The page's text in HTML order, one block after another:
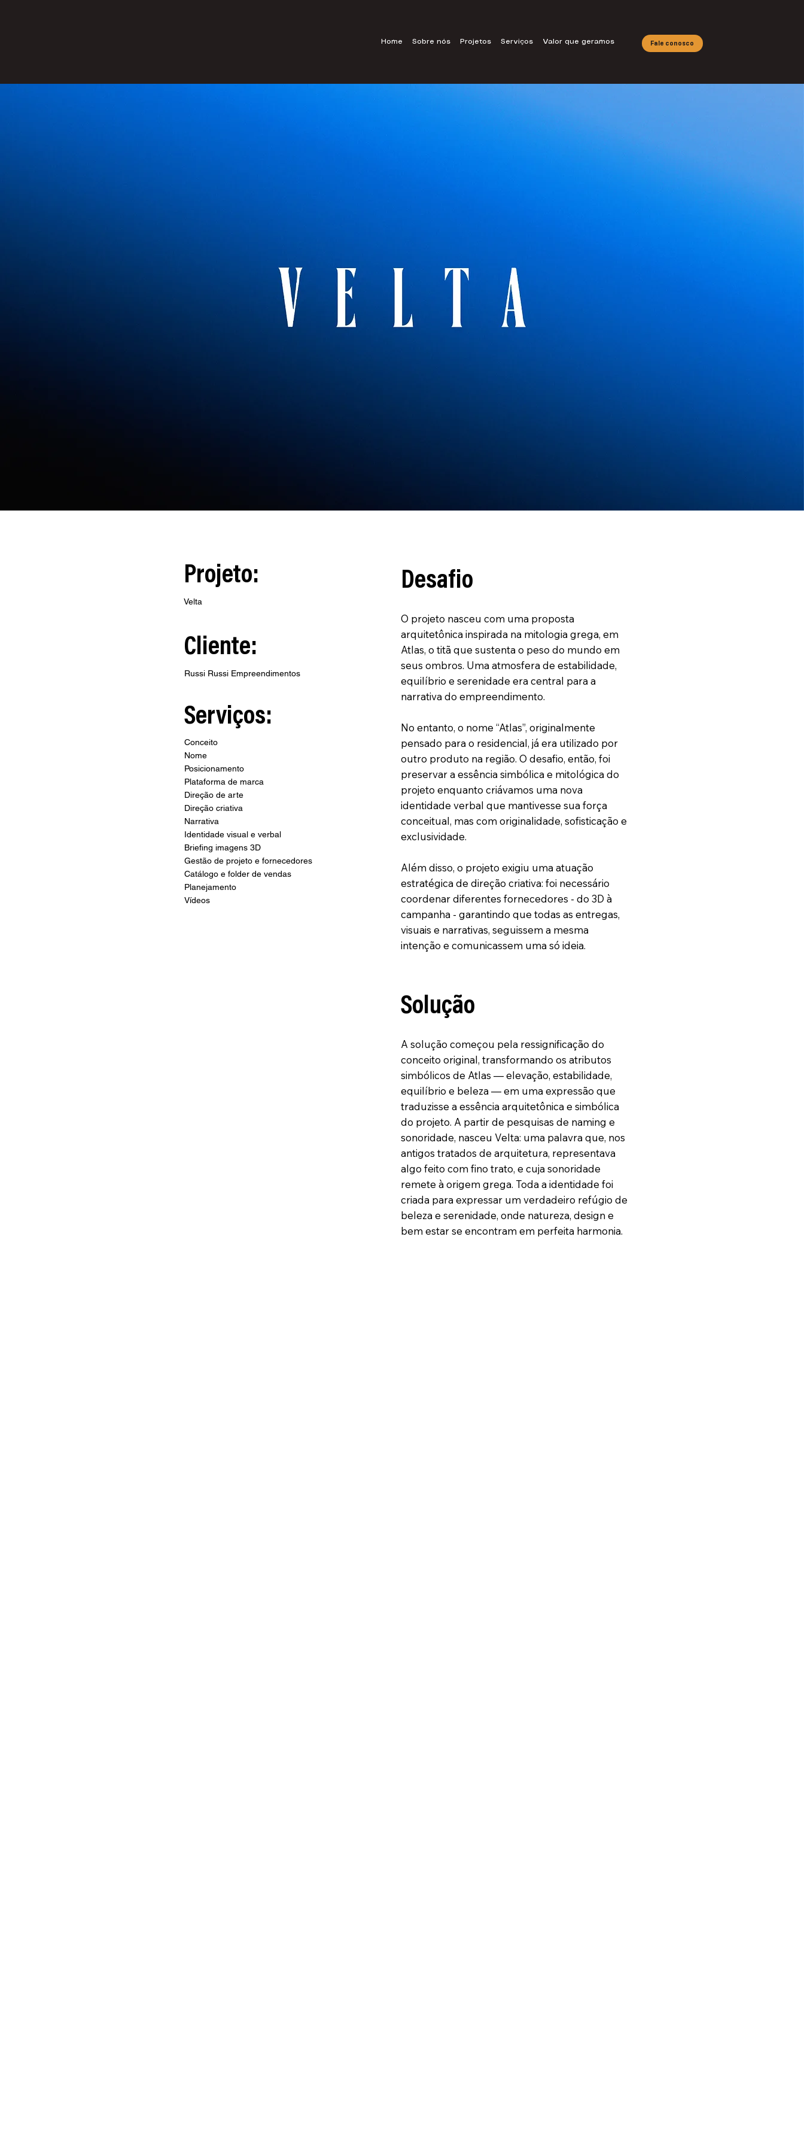
Home Sobre nós Projetos Serviços Valor que geramos Fale conosco
Projeto:
Velta
Cliente:
Russi Russi Empreendimentos
Serviços:
Conceito
Nome
Posicionamento
Plataforma de marca
Direção de arte
Direção criativa
Narrativa
Identidade visual e verbal
Briefing imagens 3D
Gestão de projeto e fornecedores
Catálogo e folder de vendas
Planejamento
​Vídeos
Desafio
O projeto nasceu com uma proposta
arquitetônica inspirada na mitologia grega, em
Atlas, o titã que sustenta o peso do mundo em
seus ombros. Uma atmosfera de estabilidade,
equilíbrio e serenidade era central para a
narrativa do empreendimento.
No entanto, o nome “Atlas”, originalmente
pensado para o residencial, já era utilizado por
outro produto na região. O desafio, então, foi
preservar a essência simbólica e mitológica do
projeto enquanto criávamos uma nova
identidade verbal que mantivesse sua força
conceitual, mas com originalidade, sofisticação e
exclusividade.
Além disso, o projeto exigiu uma atuação
estratégica de direção criativa: foi necessário
coordenar diferentes fornecedores - do 3D à
campanha - garantindo que todas as entregas,
visuais e narrativas, seguissem a mesma
intenção e comunicassem uma só ideia.
Solução
A solução começou pela ressignificação do
conceito original, transformando os atributos
simbólicos de Atlas — elevação, estabilidade,
equilíbrio e beleza — em uma expressão que
traduzisse a essência arquitetônica e simbólica
do projeto. A partir de pesquisas de naming e
sonoridade, nasceu Velta: uma palavra que, nos
antigos tratados de arquitetura, representava
algo feito com fino trato, e cuja sonoridade
remete à origem grega. Toda a identidade foi
criada para expressar um verdadeiro refúgio de
beleza e serenidade, onde natureza, design e
bem estar se encontram em perfeita harmonia.